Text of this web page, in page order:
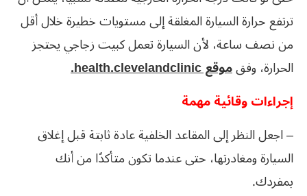
ترتفع حرارة السيارة المغلقة إلى مستويات خطيرة خلال أقل
من نصف ساعة، لأن السيارة تعمل كبيت زجاجي يحتجز
الحرارة، وفقموقع health.clevelandclinic.
إجراءات وقائية مهمة
– اجعل النظر إلى المقاعد الخلفية عادة ثابتة قبل إغلاق
السيارة ومغادرتها، حتى عندما تكون متأكدًا من أنك
بمفردك.